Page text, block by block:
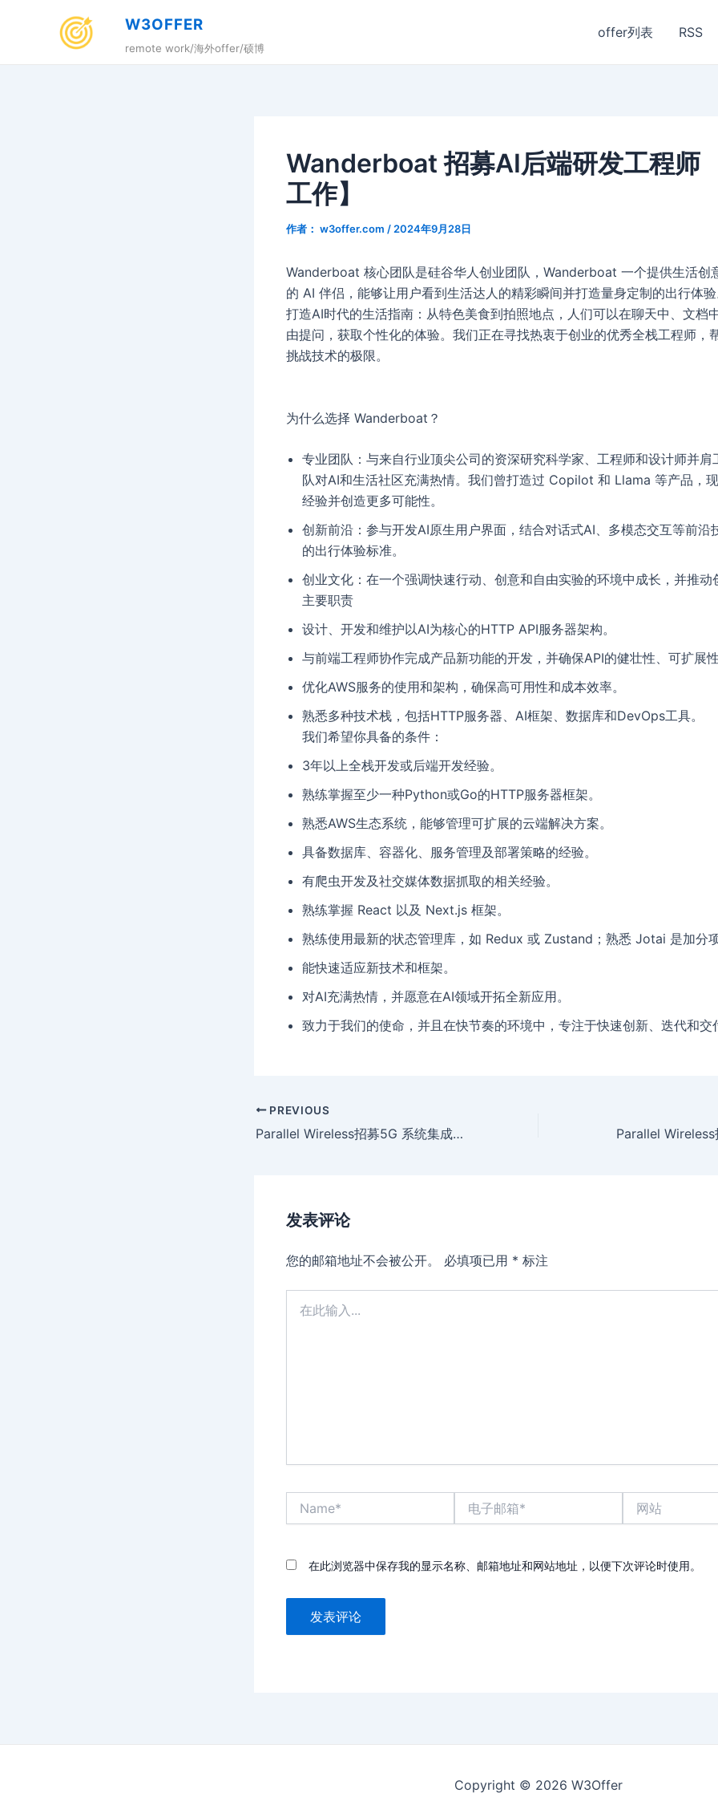
W3OFFER
remote work/海外offer/硕博
offer列表 RSS
Wanderboat 招募AI后端研发工程师
工作】
作者： w3offer.com / 2024年9月28日
Wanderboat 核心团队是硅谷华人创业团队，Wanderboat 一个提供生活创
的 AI 伴侣，能够让用户看到生活达人的精彩瞬间并打造量身定制的出行体
打造AI时代的生活指南：从特色美食到拍照地点，人们可以在聊天中、文档
由提问，获取个性化的体验。我们正在寻找热衷于创业的优秀全栈工程师，
挑战技术的极限。
为什么选择 Wanderboat？
专业团队：与来自行业顶尖公司的资深研究科学家、工程师和设计师并肩
队对AI和生活社区充满热情。我们曾打造过 Copilot 和 Llama 等产品，
经验并创造更多可能性。
创新前沿：参与开发AI原生用户界面，结合对话式AI、多模态交互等前沿
的出行体验标准。
创业文化：在一个强调快速行动、创意和自由实验的环境中成长，并推动
主要职责
设计、开发和维护以AI为核心的HTTP API服务器架构。
与前端工程师协作完成产品新功能的开发，并确保API的健壮性、可扩展性
优化AWS服务的使用和架构，确保高可用性和成本效率。
熟悉多种技术栈，包括HTTP服务器、AI框架、数据库和DevOps工具。
我们希望你具备的条件：
3年以上全栈开发或后端开发经验。
熟练掌握至少一种Python或Go的HTTP服务器框架。
熟悉AWS生态系统，能够管理可扩展的云端解决方案。
具备数据库、容器化、服务管理及部署策略的经验。
有爬虫开发及社交媒体数据抓取的相关经验。
熟练掌握 React 以及 Next.js 框架。
熟练使用最新的状态管理库，如 Redux 或 Zustand；熟悉 Jotai 是加分项
能快速适应新技术和框架。
对AI充满热情，并愿意在AI领域开拓全新应用。
致力于我们的使命，并且在快节奏的环境中，专注于快速创新、迭代和交
Post
navigation
PREVIOUS
Parallel Wireless招募5G 系统集成组组长 Parallel
发表评论
您的邮箱地址不会被公开。 必填项已用 * 标注
*
在此浏览器中保存我的显示名称、邮箱地址和网站地址，以便下次评论时使用。
Copyright © 2026 W3Offer